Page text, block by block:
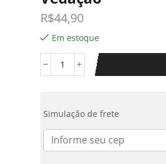
R$44,90
Em estoque
Simulação de frete